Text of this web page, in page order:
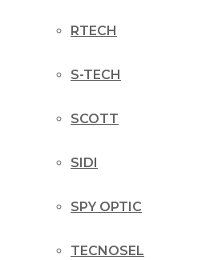
RTECH
S-TECH
SCOTT
SIDI
SPY OPTIC
TECNOSEL